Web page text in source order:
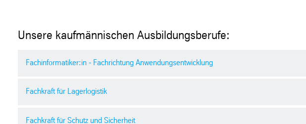
Unsere kaufmännischen Ausbildungsberufe:
Fachinformatiker:in - Fachrichtung Anwendungsentwicklung
Fachkraft für Lagerlogistik
Fachkraft für Schutz und Sicherheit